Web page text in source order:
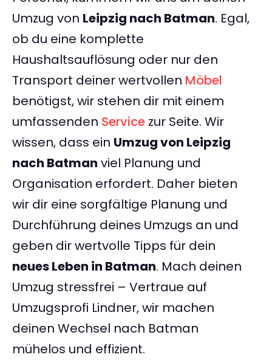
Umzug von Leipzig nach Batman. Egal,
ob du eine komplette
Haushaltsauflösung oder nur den
Transport deiner wertvollen Möbel
benötigst, wir stehen dir mit einem
umfassenden Service zur Seite. Wir
wissen, dass ein Umzug von Leipzig
nach Batman viel Planung und
Organisation erfordert. Daher bieten
wir dir eine sorgfältige Planung und
Durchführung deines Umzugs an und
geben dir wertvolle Tipps für dein
neues Leben in Batman. Mach deinen
Umzug stressfrei – Vertraue auf
Umzugsprofi Lindner, wir machen
deinen Wechsel nach Batman
mühelos und effizient.